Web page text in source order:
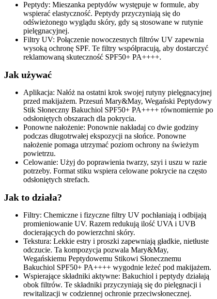
Peptydy: Mieszanka peptydów występuje w formule, aby
wspierać elastyczność. Peptydy przyczyniają się do
odświeżonego wyglądu skóry, gdy są stosowane w rutynie
pielęgnacyjnej.
Filtry UV: Połączenie nowoczesnych filtrów UV zapewnia
wysoką ochronę SPF. Te filtry współpracują, aby dostarczyć
reklamowaną skuteczność SPF50+ PA++++.
Jak używać
Aplikacja: Nałóż na ostatni krok swojej rutyny pielęgnacyjnej
przed makijażem. Przesuń Mary&May, Wegański Peptydowy
Stik Słoneczny Bakuchiol SPF50+ PA++++ równomiernie po
odsłoniętych obszarach dla pokrycia.
Ponowne nałożenie: Ponownie nakładaj co dwie godziny
podczas długotrwałej ekspozycji na słońce. Ponowne
nałożenie pomaga utrzymać poziom ochrony na świeżym
powietrzu.
Celowanie: Użyj do poprawienia twarzy, szyi i uszu w razie
potrzeby. Format stiku wspiera celowane pokrycie na często
odsłoniętych strefach.
Jak to działa?
Filtry: Chemiczne i fizyczne filtry UV pochłaniają i odbijają
promieniowanie UV. Razem redukują ilość UVA i UVB
docierających do powierzchni skóry.
Tekstura: Lekkie estry i proszki zapewniają gładkie, nietłuste
odczucie. Ta kompozycja pozwala Mary&May,
Wegańskiemu Peptydowemu Stikowi Słonecznemu
Bakuchiol SPF50+ PA++++ wygodnie leżeć pod makijażem.
Wspierające składniki aktywne: Bakuchiol i peptydy działają
obok filtrów. Te składniki przyczyniają się do pielęgnacji i
rewitalizacji w codziennej ochronie przeciwsłonecznej.